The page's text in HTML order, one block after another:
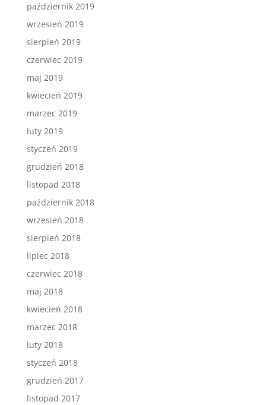
październik 2019
wrzesień 2019
sierpień 2019
czerwiec 2019
maj 2019
kwiecień 2019
marzec 2019
luty 2019
styczeń 2019
grudzień 2018
listopad 2018
październik 2018
wrzesień 2018
sierpień 2018
lipiec 2018
czerwiec 2018
maj 2018
kwiecień 2018
marzec 2018
luty 2018
styczeń 2018
grudzień 2017
listopad 2017